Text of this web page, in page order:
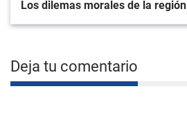
Los dilemas morales de la región
Deja tu comentario